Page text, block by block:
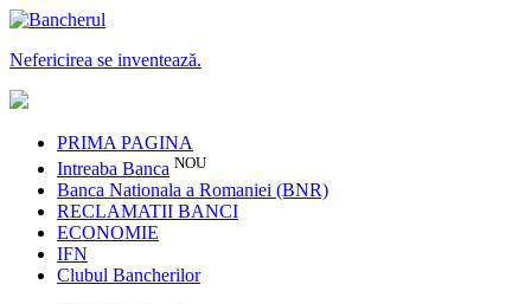
Nefericirea se inventează.
PRIMA PAGINA
Intreaba Banca NOU
Banca Nationala a Romaniei (BNR)
RECLAMATII BANCI
ECONOMIE
IFN
Clubul Bancherilor